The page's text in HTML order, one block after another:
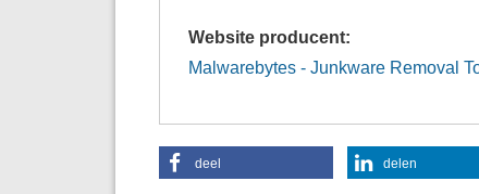
Website producent:
Malwarebytes - Junkware Removal
deel delen